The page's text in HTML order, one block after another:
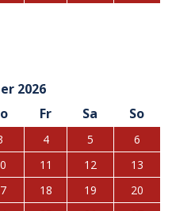
2026
Fr Sa So
4 5
6
11 12
13
18 19
20